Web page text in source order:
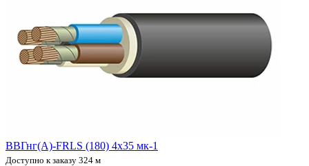
ВВГнг(А)-FRLS (180) 4х35 мк-1
Доступно к заказу 324 м